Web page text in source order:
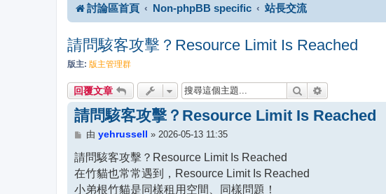
討論區首頁 Non-phpBB specific 站長交流
請問駭客攻擊？Resource Limit Is Reached
版主: 版主管理群
回覆文章 搜尋
請問駭客攻擊？Resource Limit Is Reached
文
由 yehrussell » 2026-05-13 11:35
請問駭客攻擊？Resource Limit Is Reached
在竹貓也常常遇到，Resource Limit Is Reached
小弟根竹貓是同樣租用空間、同樣問題！